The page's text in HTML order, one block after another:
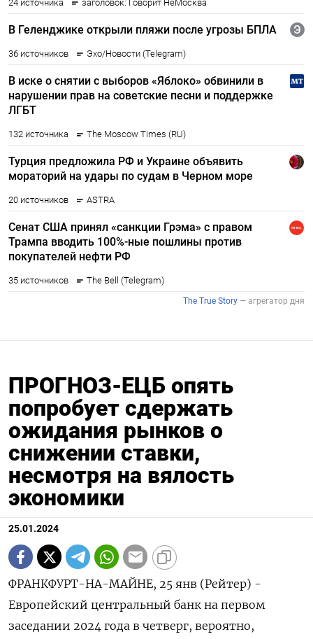
ПРОГНОЗ-ЕЦБ опять
попробует сдержать
ожидания рынков о
снижении ставки,
несмотря на вялость
экономики
25.01.2024
ФРАНКФУРТ-НА-МАЙНЕ, 25 янв (Рейтер) -
Европейский центральный банк на первом
заседании 2024 года в четверг, вероятно,